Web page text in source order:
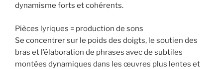
dynamisme forts et cohérents.
Pièces lyriques = production de sons
Se concentrer sur le poids des doigts, le soutien des
bras et l’élaboration de phrases avec de subtiles
montées dynamiques dans les œuvres plus lentes et